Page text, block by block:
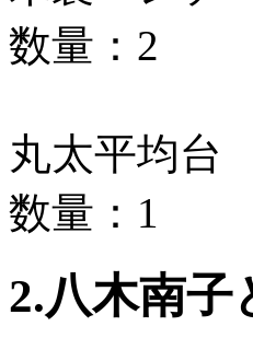
数量：2
丸太平均台
数量：1
2.八木南子